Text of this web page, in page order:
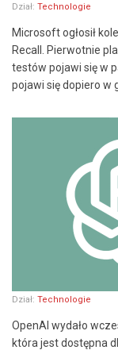
Dział: Technologie
Microsoft ogłosił
Recall. Pierwotnie
testów pojawi się w
pojawi się dopiero w
Dział: Technologie
OpenAI wydało
która jest dostępna